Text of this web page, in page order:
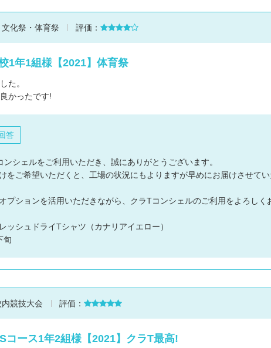
文化祭・体育祭 評価：
1年1組様【2021】体育祭
た。
かったです!
答
ンシェルをご利用いただき、誠にありがとうございます。
をご希望いただくと、工場の状況にもよりますが早めにお届けさせて
プションを活用いただきながら、クラTコンシェルのご利用をよろしく
ッシュドライTシャツ（カナリアイエロー）
旬
内競技大会 評価：
コース1年2組様【2021】クラT最高!